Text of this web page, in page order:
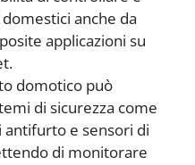
anche da
applicazioni su
domotico può
di sicurezza come
e sensori di
di monitorare